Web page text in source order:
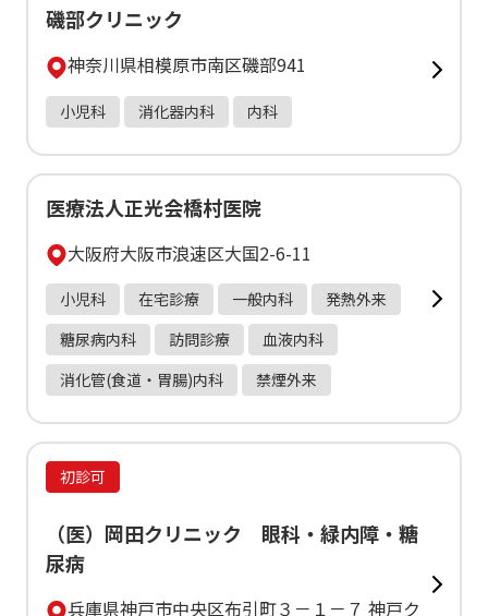
磯部クリニック
神奈川県相模原市南区磯部941
小児科 消化器内科 内科
医療法人正光会橋村医院
大阪府大阪市浪速区大国2-6-11
小児科 在宅診療 一般内科
発熱外来
糖尿病内科
訪問診療
血液内科
消化管(食道・胃腸)内科
禁煙外来
初診可
（医）岡田クリニック 眼科・緑内障・糖
尿病
兵庫県神戸市中央区布引町３－１－７ 神戸ク